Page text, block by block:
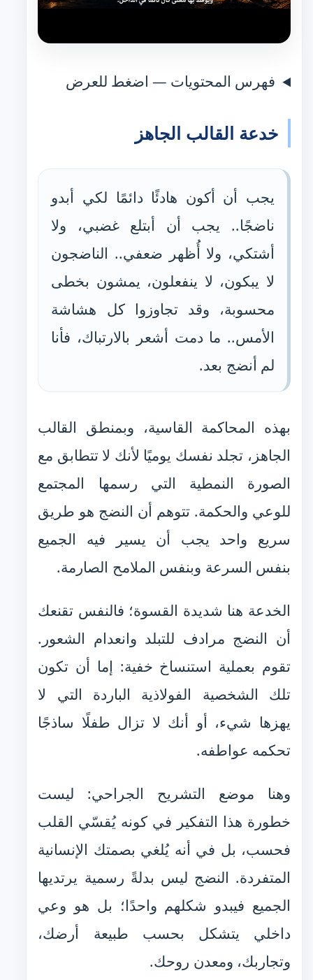
فهرس المحتويات — اضغط للعرض
خدعة القالب الجاهز
يجب أن أكون هادئًا دائمًا لكي أبدو
ناضجًا.. يجب أن أبتلع غضبي، ولا
أشتكي، ولا أُظهر ضعفي.. الناضجون
لا يبكون، لا ينفعلون، يمشون بخطى
محسوبة، وقد تجاوزوا كل هشاشة
الأمس.. ما دمت أشعر بالارتباك، فأنا
لم أنضج بعد.
بهذه المحاكمة القاسية، وبمنطق القالب
الجاهز، تجلد نفسك يوميًا لأنك لا تتطابق مع
الصورة النمطية التي رسمها المجتمع
للوعي والحكمة. تتوهم أن النضج هو طريق
سريع واحد يجب أن يسير فيه الجميع
بنفس السرعة وبنفس الملامح الصارمة.
الخدعة هنا شديدة القسوة؛ فالنفس تقنعك
أن النضج مرادف للتبلد وانعدام الشعور.
تقوم بعملية استنساخ خفية: إما أن تكون
تلك الشخصية الفولاذية الباردة التي لا
يهزها شيء، أو أنك لا تزال طفلًا ساذجًا
تحكمه عواطفه.
وهنا موضع التشريح الجراحي: ليست
خطورة هذا التفكير في كونه يُقسّي القلب
فحسب، بل في أنه يُلغي بصمتك الإنسانية
المتفردة. النضج ليس بدلةً رسمية يرتديها
الجميع فيبدو شكلهم واحدًا؛ بل هو وعي
داخلي يتشكل بحسب طبيعة أرضك،
وتجاربك، ومعدن روحك.